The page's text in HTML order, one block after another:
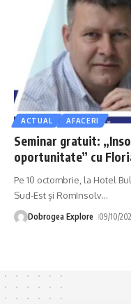
ACTUAL AFACERI
Seminar gratuit:
oportunitate” cu
Pe 10 octombrie, la Hotel
Sud-Est și RomInsolv…
Dobrogea Explore 09/10/